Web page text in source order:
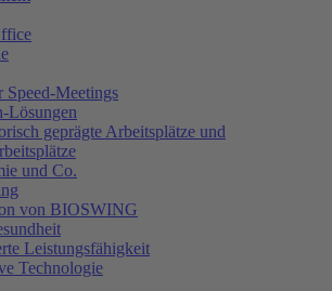
Speed-Meetings
Lösungen
geprägte Arbeitsplätze und
und Co.
von BIOSWING
Leistungsfähigkeit
Technologie